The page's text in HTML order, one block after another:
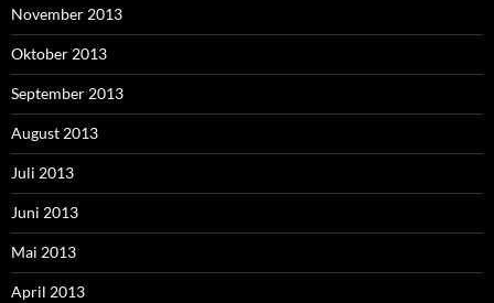
November 2013
Oktober 2013
September 2013
August 2013
Juli 2013
Juni 2013
Mai 2013
April 2013